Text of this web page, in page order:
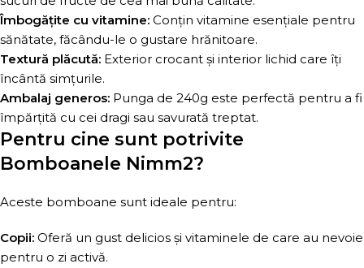
Îmbogățite cu vitamine: Conțin vitamine esențiale pentru
sănătate, făcându-le o gustare hrănitoare.
Textură plăcută: Exterior crocant și interior lichid care îți
încântă simțurile.
Ambalaj generos: Punga de 240g este perfectă pentru a fi
împărțită cu cei dragi sau savurată treptat.
Pentru cine sunt potrivite
Bomboanele Nimm2?
Aceste bomboane sunt ideale pentru:
Copii: Oferă un gust delicios și vitaminele de care au nevoie
pentru o zi activă.